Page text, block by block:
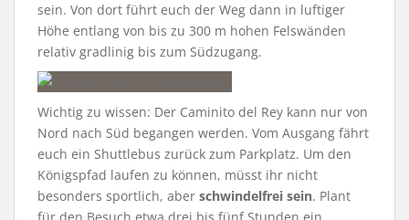
sein. Von dort führt euch der Weg dann in luftiger
Höhe entlang von bis zu 300 m hohen Felswänden
relativ gradlinig bis zum Südzugang.
Wichtig zu wissen: Der Caminito del Rey kann nur von
Nord nach Süd begangen werden. Vom Ausgang fährt
euch ein Shuttlebus zurück zum Parkplatz. Um den
Königspfad laufen zu können, müsst ihr nicht
besonders sportlich, aber schwindelfrei sein. Plant